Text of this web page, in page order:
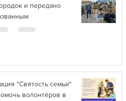
и передано
"Святость семьи"
волонтёров в